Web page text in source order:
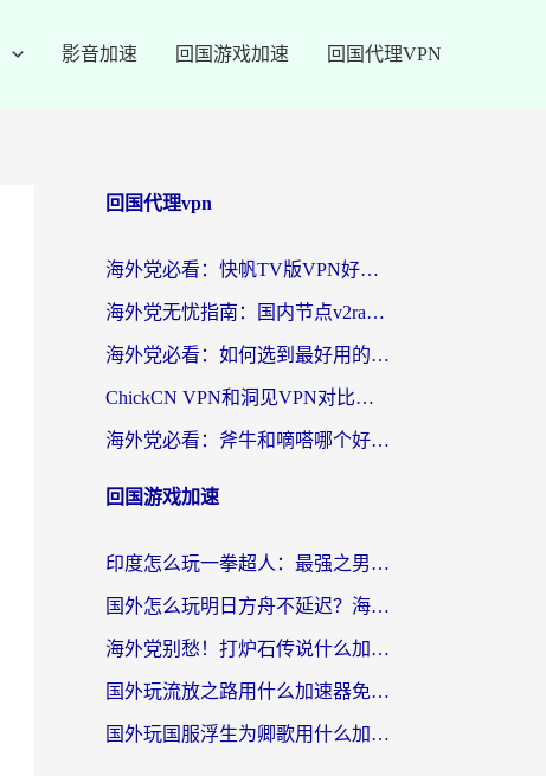
影音加速 回国游戏加速 回国代理VPN
回国代理vpn
海外党必看：快帆TV版VPN好用吗？和快游VPN对比哪个回国效果更好？附实用避坑指南
海外党无忧指南：国内节点v2ray怎么选？一键回国VPN+多场景实测帮你避坑
海外党必看：如何选到最好用的回国加速器？从节点到售后的全维度指南
ChickCN VPN和洞见VPN对比哪个回国效果更好？海外党亲测3款加速器+避坑指南
海外党必看：斧牛和嘀嗒哪个好？3个维度教你选对回国加速器
回国游戏加速
印度怎么玩一拳超人：最强之男？海外党国服游戏加速避坑指南
国外怎么玩明日方舟不延迟？海外玩家国服游戏加速终极指南（附DNF梦幻诛仙解决方案）
海外党别愁！打炉石传说什么加速器好用？3个实用技巧解决国服游戏卡顿
国外玩流放之路用什么加速器免费？海外党亲测有效的国服游戏加速指南
国外玩国服浮生为卿歌用什么加速器比较好？海外党亲测不踩坑指南